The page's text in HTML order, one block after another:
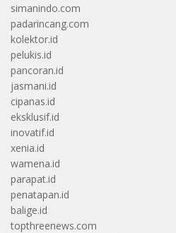
simanindo.com
padarincang.com
kolektor.id
pelukis.id
pancoran.id
jasmani.id
cipanas.id
eksklusif.id
inovatif.id
xenia.id
wamena.id
parapat.id
penatapan.id
balige.id
topthreenews.com